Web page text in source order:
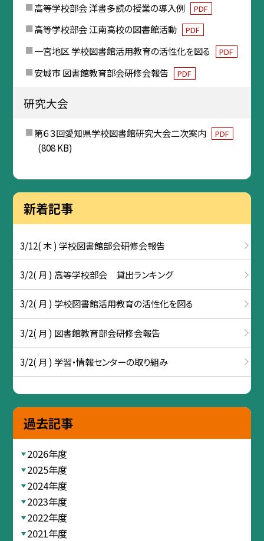
高等学校部会 洋書多読の授業の導入例 PDF
高等学校部会 江南高校の図書館活動 PDF
一宮地区 学校図書館活用教育の活性化を図る PDF
安城市 図書館教育部会研修会報告 PDF
研究大会
第６３回愛知県学校図書館研究大会二次案内 PDF
(808 KB)
新着記事
3/12( 木 ) 学校図書館部会研修会報告
3/2( 月 ) 高等学校部会 貸出ランキング
3/2( 月 ) 学校図書館活用教育の活性化を図る
3/2( 月 ) 図書館教育部会研修会報告
3/2( 月 ) 学習・情報センターの取り組み
過去記事
2026年度
2025年度
2024年度
2023年度
2022年度
2021年度